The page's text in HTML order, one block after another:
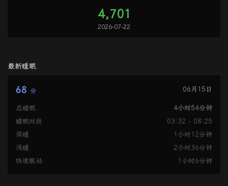
4,701
2026-07-22
最新睡眠
68 分 06月15日
总睡眠
4小时54分钟
睡眠时段
03:32 - 08:25
深睡
1小时12分钟
浅睡
2小时36分钟
快速眼动
1小时6分钟